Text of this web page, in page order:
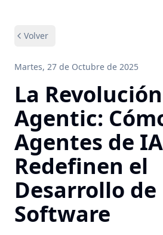
Volver
Martes, 27 de Octubre de 2025
La Revolución
Agentic:
Agentes de IA
Redefinen el
Desarrollo de
Software